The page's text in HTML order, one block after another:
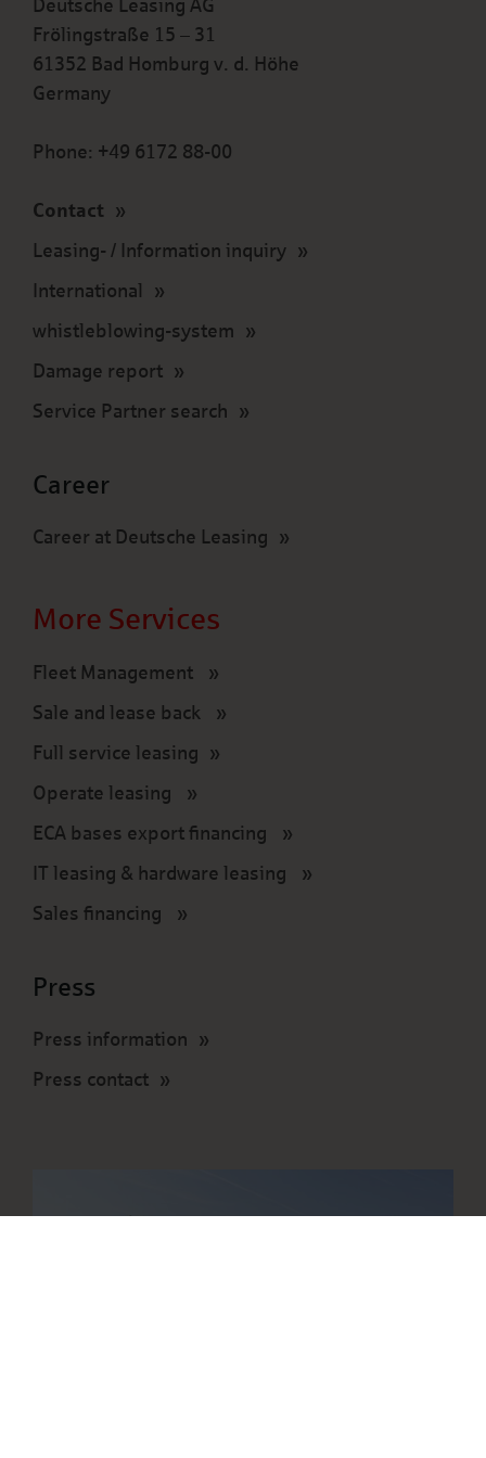
Deutsche Leasing AG
Frölingstraße 15 – 31
61352 Bad Homburg v. d. Höhe
Germany
Phone: +49 6172 88-00
Contact
Leasing- / Information inquiry
International
whistleblowing-system
Damage report
Service Partner search
Career
Career at Deutsche Leasing
More Services
Fleet Management
Sale and lease back
Full service leasing
Operate leasing
ECA bases export financing
IT leasing & hardware leasing
Sales financing
Press
Press information
Press contact